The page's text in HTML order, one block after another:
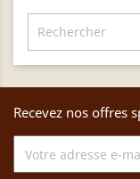
Recevez nos offres